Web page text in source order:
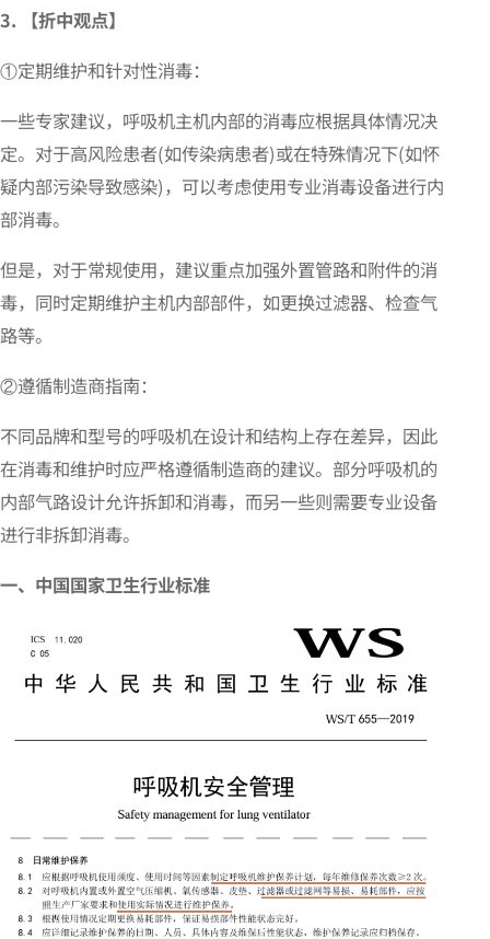
3. 【折中观点】
①定期维护和针对性消毒：
一些专家建议，呼吸机主机内部的消毒应根据具体情况决
定。对于高风险患者(如传染病患者)或在特殊情况下(如怀
疑内部污染导致感染)，可以考虑使用专业消毒设备进行内
部消毒。
但是，对于常规使用，建议重点加强外置管路和附件的消
毒，同时定期维护主机内部部件，如更换过滤器、检查气
路等。
②遵循制造商指南：
不同品牌和型号的呼吸机在设计和结构上存在差异，因此
在消毒和维护时应严格遵循制造商的建议。部分呼吸机的
内部气路设计允许拆卸和消毒，而另一些则需要专业设备
进行非拆卸消毒。
一、中国国家卫生行业标准